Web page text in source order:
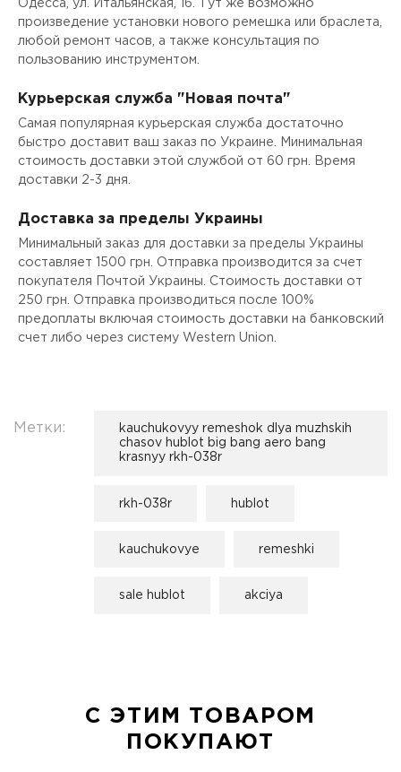
Одесса, ул. Итальянская, 16. Тут же возможно
произведение установки нового ремешка или браслета,
любой ремонт часов, а также консультация по
пользованию инструментом.
Курьерская служба "Новая почта"
Самая популярная курьерская служба достаточно
быстро доставит ваш заказ по Украине. Минимальная
стоимость доставки этой службой от 60 грн. Время
доставки 2-3 дня.
Доставка за пределы Украины
Минимальный заказ для доставки за пределы Украины
составляет 1500 грн. Отправка производится за счет
покупателя Почтой Украины. Стоимость доставки от
250 грн. Отправка производиться после 100%
предоплаты включая стоимость доставки на банковский
счет либо через систему Western Union.
Метки:
kauchukovyy remeshok dlya muzhskih
chasov hublot big bang aero bang
krasnyy rkh-038r
rkh-038r hublot
kauchukovye remeshki
sale hublot akciya
С ЭТИМ ТОВАРОМ
ПОКУПАЮТ